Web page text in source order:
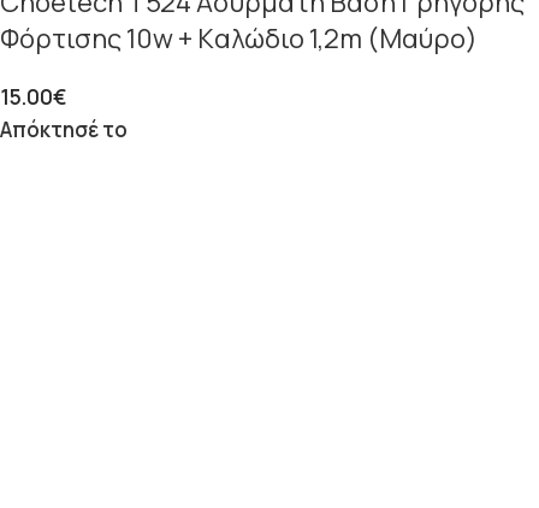
Φόρτισης 10w + Kαλώδιο 1,2m (Μαύρο)
15.00€
Απόκτησέ το